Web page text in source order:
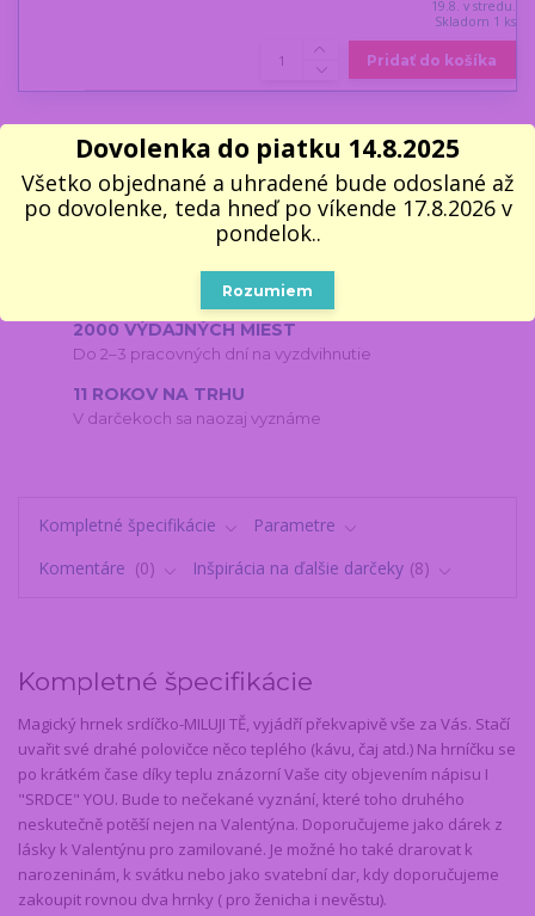
19.8. v stredu.
Skladom 1 ks
Pridať do košíka
RÝCHLA EXPEDÍCIA⚡
Objednávky do 11:00 odosielame v pracovné dni ešte
Všetko, čo vidíte, naozaj máme
2000 VÝDAJNÝCH MIEST
Do 2–3 pracovných dní na vyzdvihnutie
11 ROKOV NA TRHU
V darčekoch sa naozaj vyznáme
Kompletné špecifikácie
Parametre
Komentáre
0 Inšpirácia na ďalšie darčeky 8
Kompletné špecifikácie
Magický hrnek srdíčko-MILUJI TĚ, vyjádří překvapivě vše za Vás. Stačí
uvařit své drahé polovičce něco teplého (kávu, čaj atd.) Na hrníčku se
po krátkém čase díky teplu znázorní Vaše city objevením nápisu I
"SRDCE" YOU. Bude to nečekané vyznání, které toho druhého
neskutečně potěší nejen na Valentýna. Doporučujeme jako dárek z
lásky k Valentýnu pro zamilované. Je možné ho také drarovat k
narozeninám, k svátku nebo jako svatební dar, kdy doporučujeme
zakoupit rovnou dva hrnky ( pro ženicha i nevěstu).
Dovolenka do piatku 14.8.2025
Všetko objednané a uhradené bude odoslané až
po dovolenke, teda hneď po víkende 17.8.2026 v
pondelok..
Rozumiem